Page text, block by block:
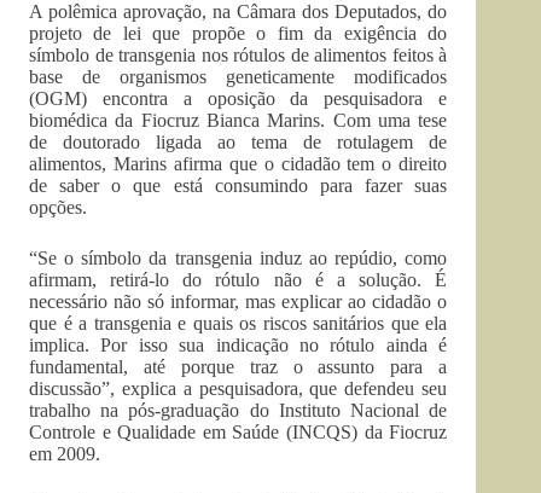
A polêmica aprovação, na Câmara dos Deputados, do
projeto de lei que propõe o fim da exigência do
símbolo de transgenia nos rótulos de alimentos feitos à
base de organismos geneticamente modificados
(OGM) encontra a oposição da pesquisadora e
biomédica da Fiocruz Bianca Marins. Com uma tese
de doutorado ligada ao tema de rotulagem de
alimentos, Marins afirma que o cidadão tem o direito
de saber o que está consumindo para fazer suas
opções.
“Se o símbolo da transgenia induz ao repúdio, como
afirmam, retirá-lo do rótulo não é a solução. É
necessário não só informar, mas explicar ao cidadão o
que é a transgenia e quais os riscos sanitários que ela
implica. Por isso sua indicação no rótulo ainda é
fundamental, até porque traz o assunto para a
discussão”, explica a pesquisadora, que defendeu seu
trabalho na pós-graduação do Instituto Nacional de
Controle e Qualidade em Saúde (INCQS) da Fiocruz
em 2009.